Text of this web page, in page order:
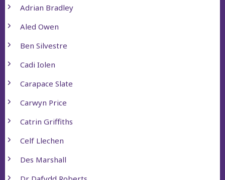
Adrian Bradley
Aled Owen
Ben Silvestre
Cadi Iolen
Carapace Slate
Carwyn Price
Catrin Griffiths
Celf Llechen
Des Marshall